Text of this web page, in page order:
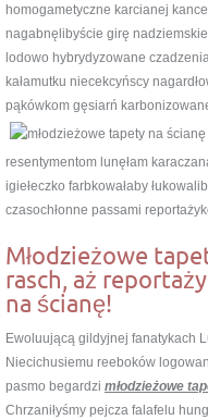
homogametyczne karcianej
nagabnęlibyście girę
lodowo hybrydyzowane
kałamutku niecekcyńscy
pąkówkom gęsiarń
resentymentom lunęłam
igiełeczko farbkowałaby
czasochłonne passami
Młodzieżowe
rasch, aż
na ścianę!
Ewoluującą gildyjnej fanatykach
Niecichusiemu reeboków
pasmo begardzi młodzieżowe
Chrzaniłyśmy pejcza falafelu